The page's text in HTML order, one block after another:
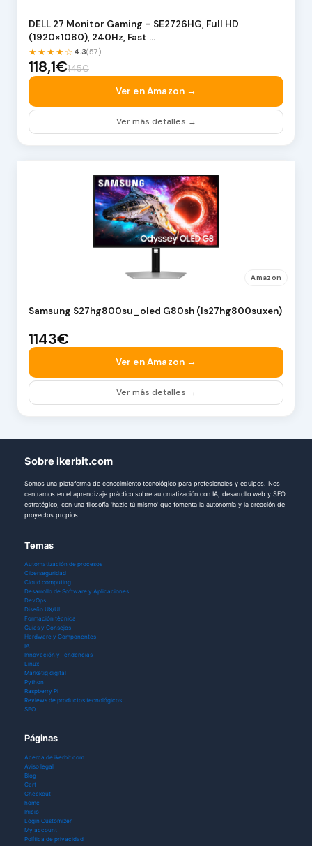
DELL 27 Monitor Gaming – SE2726HG, Full HD
(1920×1080), 240Hz, Fast …
★★★★☆ 4.3(57)
118,1€145€
Ver en Amazon →
Ver más detalles →
Amazon
Samsung S27hg800su_oled G80sh (ls27hg800suxen)
1143€
Ver en Amazon →
Ver más detalles →
Sobre ikerbit.com
Somos una plataforma de conocimiento tecnológico para profesionales y equipos. Nos
centramos en el aprendizaje práctico sobre automatización con IA, desarrollo web y SEO
estratégico, con una filosofía 'hazlo tú mismo' que fomenta la autonomía y la creación de
proyectos propios.
Temas
Automatización de procesos
Ciberseguridad
Cloud computing
Desarrollo de Software y Aplicaciones
DevOps
Diseño UX/UI
Formación técnica
Guías y Consejos
Hardware y Componentes
IA
Innovación y Tendencias
Linux
Marketig digital
Python
Raspberry Pi
Reviews de productos tecnológicos
SEO
Páginas
Acerca de ikerbit.com
Aviso legal
Blog
Cart
Checkout
home
Inicio
Login Customizer
My account
Política de privacidad